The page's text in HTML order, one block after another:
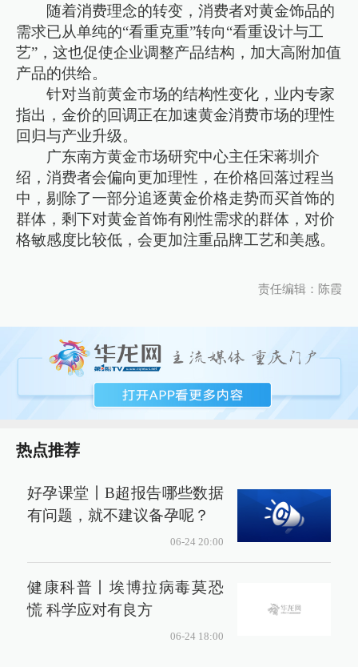
随着消费理念的转变，消费者对黄金饰品的
需求已从单纯的“看重克重”转向“看重设计与工
艺”，这也促使企业调整产品结构，加大高附加值
产品的供给。
针对当前黄金市场的结构性变化，业内专家
指出，金价的回调正在加速黄金消费市场的理性
回归与产业升级。
广东南方黄金市场研究中心主任宋蒋圳介
绍，消费者会偏向更加理性，在价格回落过程当
中，剔除了一部分追逐黄金价格走势而买首饰的
群体，剩下对黄金首饰有刚性需求的群体，对价
格敏感度比较低，会更加注重品牌工艺和美感。
责任编辑：陈霞
热点推荐
好孕课堂丨B超报告哪些数据
有问题，就不建议备孕呢？
06-24 20:00
健康科普丨埃博拉病毒莫恐
慌 科学应对有良方
06-24 18:00